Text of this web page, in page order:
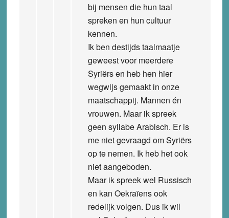
bij mensen die hun taal
spreken en hun cultuur
kennen.
Ik ben destijds taalmaatje
geweest voor meerdere
Syriërs en heb hen hier
wegwijs gemaakt in onze
maatschappij. Mannen én
vrouwen. Maar ik spreek
geen syllabe Arabisch. Er is
me niet gevraagd om Syriërs
op te nemen. Ik heb het ook
niet aangeboden.
Maar ik spreek wel Russisch
en kan Oekraïens ook
redelijk volgen. Dus ik wil